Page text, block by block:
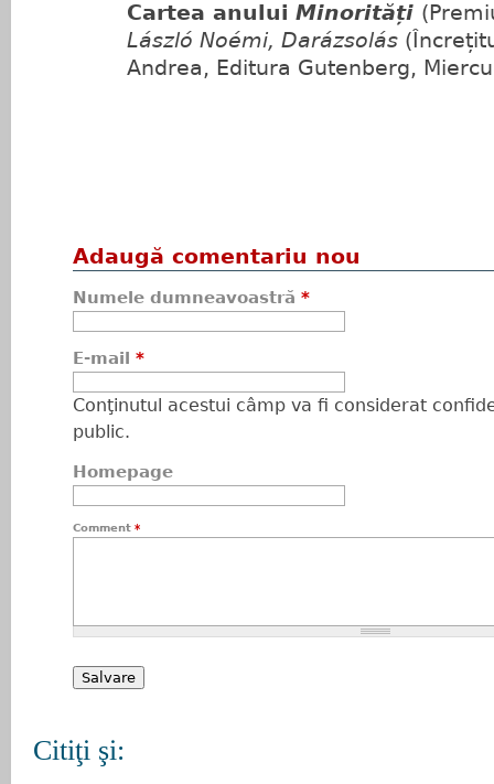
Cartea anului Minorități
László Noémi, Darázsolás
Andrea, Editura Gutenberg,
Adaugă comentariu nou
Numele dumneavoastră *
E-mail *
Conţinutul acestui câmp va fi considerat
public.
Homepage
Comment *
Citiţi şi: